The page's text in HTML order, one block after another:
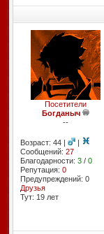
Посетители
Богданыч
--
Возраст: 44 |
|
Сообщений: 27
Благодарности: 3/ 0
Репутация: 0
Предупреждений: 0
Друзья
Тут: 19 лет